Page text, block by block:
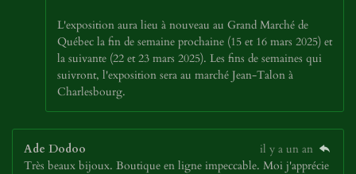
L'exposition aura lieu à nouveau au Grand Marché de
Québec la fin de semaine prochaine (15 et 16 mars 2025) et
la suivante (22 et 23 mars 2025). Les fins de semaines qui
suivront, l'exposition sera au marché Jean-Talon à
Charlesbourg.
Ade Dodoo
il y a un an
Très beaux bijoux. Boutique en ligne impeccable. Moi j'apprécie